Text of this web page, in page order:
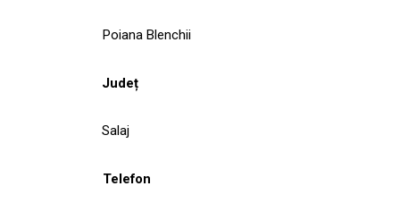
Poiana Blenchii
Județ
Salaj
Telefon